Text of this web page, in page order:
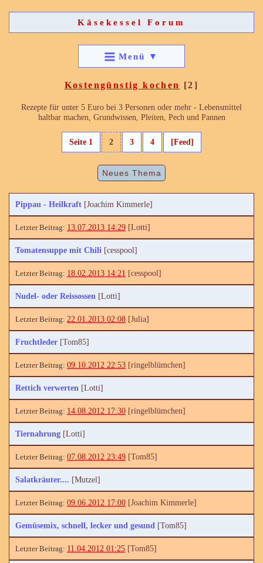
Käsekessel Forum
Menü ▼
Kostengünstig kochen [2]
Rezepte für unter 5 Euro bei 3 Personen oder mehr - Lebensmittel
haltbar machen, Grundwissen, Pleiten, Pech und Pannen
Seite 1 2 3 4 [Feed]
Neues Thema
Pippau - Heilkraft [Joachim Kimmerle]
13.07.2013 14:29 [Lotti]
Tomatensuppe mit Chili [cesspool]
18.02.2013 14:21 [cesspool]
Nudel- oder Reissossen [Lotti]
22.01.2013 02:08 [Julia]
Fruchtleder [Tom85]
09.10.2012 22:53 [ringelblümchen]
Rettich verwerten [Lotti]
14.08.2012 17:30 [ringelblümchen]
Tiernahrung [Lotti]
07.08.2012 23:49 [Tom85]
Salatkräuter.... [Mutzel]
09.06.2012 17:00 [Joachim Kimmerle]
Gemüsemix, schnell, lecker und gesund [Tom85]
11.04.2012 01:25 [Tom85]